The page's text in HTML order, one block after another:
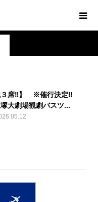
３席‼】 ※催行決定‼
大劇場観劇バスツ...